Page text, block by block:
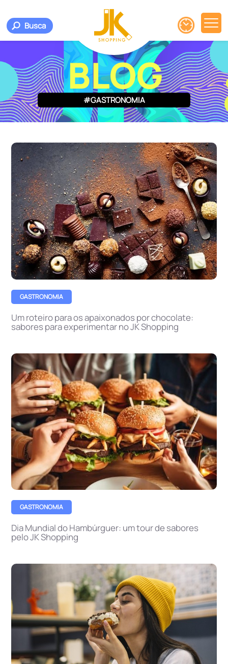
Busca
BLOG
#GASTRONOMIA
GASTRONOMIA
Um roteiro para os apaixonados por chocolate:
sabores para experimentar no JK Shopping
GASTRONOMIA
Dia Mundial do Hambúrguer: um tour de sabores
pelo JK Shopping